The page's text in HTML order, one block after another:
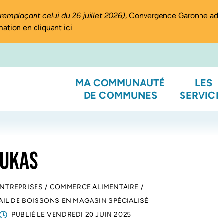
celui du 26 juillet 2026), Convergence Garonne
en cliquant ici
MA COMMUNAUTÉ
DE COMMUNES
LES
/ COMMERCE ALIMENTAIRE /
DE BOISSONS EN MAGASIN SPÉCIALISÉ
PUBLIÉ LEVENDREDI 20 JUIN 2025